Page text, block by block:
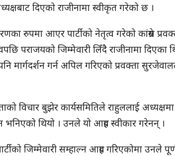
दिएको राजीनामा स्वीकृत गरेको छ ।
रुपमा आएर पार्टीको नेतृत्व गरेको कांग्रेस
पराजयको जिम्मेवारी लिँदै राजीनामा दिएका
मार्गदर्शन गर्न अपिल गरिएको प्रवक्ता
विचार बुझेर कार्यसमितिले राहुललाई
भनिएको थियो । उनले यो आग्रह स्वीकार गरेनन् ।
जिम्मेवारी सम्हाल्न आग्रह गरिएकोमा